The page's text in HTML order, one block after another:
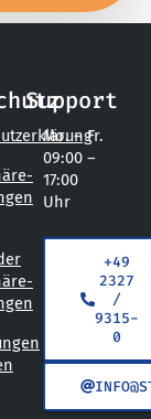
Support
Mo. – Fr.
09:00 –
17:00
Uhr
+49
2327
/
9315-
0